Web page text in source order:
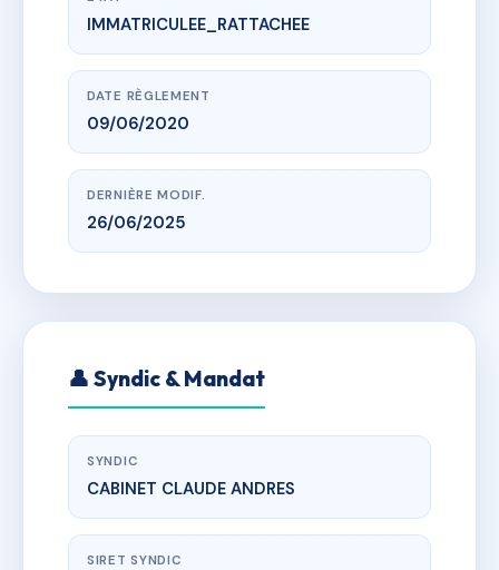
www.vme.plus/AH1985803
L'Alcys
Rue du Général Leclerc et Rue des Bonnes Gens
IMMATRICULEE_RATTACHEE
DATE RÈGLEMENT
09/06/2020
DERNIÈRE MODIF.
26/06/2025
👤 Syndic & Mandat
SYNDIC
CABINET CLAUDE ANDRES
SIRET SYNDIC